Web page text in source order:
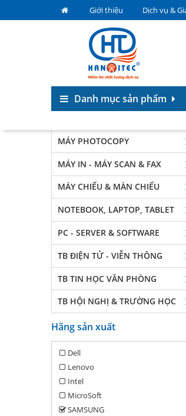
Giới thiệu Dịch vụ &
Danh mục sản phẩm
MÁY PHOTOCOPY
MÁY IN - MÁY SCAN & FAX
MÁY CHIẾU & MÀN CHIẾU
NOTEBOOK, LAPTOP, TABLET
PC - SERVER & SOFTWARE
TB ĐIỆN TỬ - VIỄN THÔNG
TB TIN HỌC VĂN PHÒNG
TB HỘI NGHỊ & TRƯỜNG HỌC
Hãng sản xuất
Dell
Lenovo
Intel
MicroSoft
SAMSUNG